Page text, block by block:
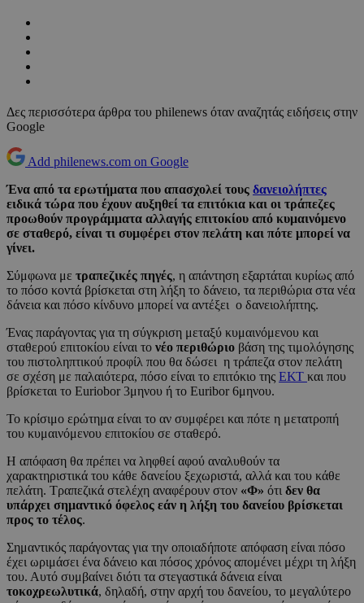
Δες περισσότερα άρθρα του philenews όταν αναζητάς ειδήσεις στην
Google
Add philenews.com on Google
Ένα από τα ερωτήματα που απασχολεί τους δανειολήπτες
ειδικά τώρα που έχουν αυξηθεί τα επιτόκια και οι τράπεζες
προωθούν προγράμματα αλλαγής επιτοκίου από κυμαινόμενο
σε σταθερό, είναι τι συμφέρει στον πελάτη και πότε μπορεί να
γίνει.
Σύμφωνα με τραπεζικές πηγές, η απάντηση εξαρτάται κυρίως από
το πόσο κοντά βρίσκεται στη λήξη το δάνειο, τα περιθώρια στα νέα
δάνεια και πόσο κίνδυνο μπορεί να αντέξει ο δανειολήπτης.
Ένας παράγοντας για τη σύγκριση μεταξύ κυμαινόμενου και
σταθερού επιτοκίου είναι το νέο περιθώριο βάση της τιμολόγησης
του πιστοληπτικού προφίλ που θα δώσει η τράπεζα στον πελάτη
σε σχέση με παλαιότερα, πόσο είναι το επιτόκιο της ΕΚΤ και που
βρίσκεται το Euriobor 3μηνου ή το Euribor 6μηνου.
Το κρίσιμο ερώτημα είναι το αν συμφέρει και πότε η μετατροπή
του κυμαινόμενου επιτοκίου σε σταθερό.
Η απόφαση θα πρέπει να ληφθεί αφού αναλυθούν τα
χαρακτηριστικά του κάθε δανείου ξεχωριστά, αλλά και του κάθε
πελάτη. Τραπεζικά στελέχη αναφέρουν στον «Φ» ότι δεν θα
υπάρχει σημαντικό όφελος εάν η λήξη του δανείου βρίσκεται
προς το τέλος.
Σημαντικός παράγοντας για την οποιαδήποτε απόφαση είναι πόσο
έχει ωριμάσει ένα δάνειο και πόσος χρόνος απομένει μέχρι τη λήξη
του. Αυτό συμβαίνει διότι τα στεγαστικά δάνεια είναι
τοκοχρεωλυτικά, δηλαδή, στην αρχή του δανείου, το μεγαλύτερο